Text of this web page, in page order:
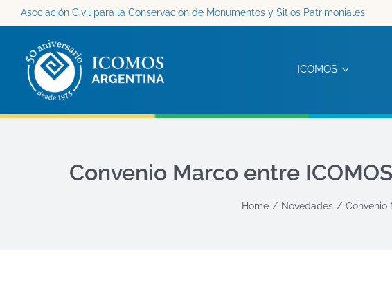
Saltar
contenido
Asociación Civil para la Conservación de Monumentos y Sitios Patrimoniales
ICOMOS
Convenio Marco entre
Home Novedades Convenio